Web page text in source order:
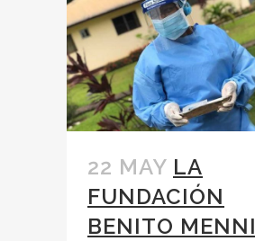
22 MAY LA
FUNDACIÓN
BENITO MENNI